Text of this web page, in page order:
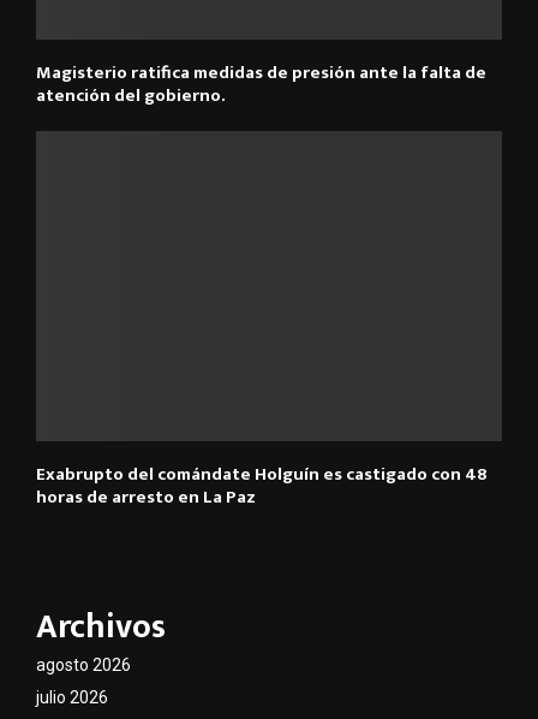
Magisterio ratifica medidas de presión ante la falta de
atención del gobierno.
Exabrupto del comándate Holguín es castigado con 48
horas de arresto en La Paz
Archivos
agosto 2026
julio 2026